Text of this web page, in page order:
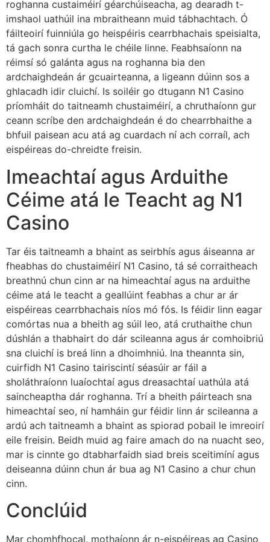
roghanna custaiméirí géarchúiseacha, ag dearadh t-
imshaol uathúil ina mbraitheann muid tábhachtach. Ó
fáilteoirí fuinniúla go heispéiris cearrbhachais speisialta,
tá gach sonra curtha le chéile linne. Feabhsaíonn na
réimsí só galánta agus na roghanna bia den
ardchaighdeán ár gcuairteanna, a ligeann dúinn sos a
ghlacadh idir cluichí. Is soiléir go dtugann N1 Casino
príomháit do taitneamh chustaiméirí, a chruthaíonn gur
ceann scríbe den ardchaighdeán é do chearrbhaithe a
bhfuil paisean acu atá ag cuardach ní ach corraíl, ach
eispéireas do-chreidte freisin.
Imeachtaí agus Arduithe
Céime atá le Teacht ag N1
Casino
Tar éis taitneamh a bhaint as seirbhís agus áiseanna ar
fheabhas do chustaiméirí N1 Casino, tá sé corraitheach
breathnú chun cinn ar na himeachtaí agus na arduithe
céime atá le teacht a geallúint feabhas a chur ar ár
eispéireas cearrbhachais níos mó fós. Is féidir linn eagar
comórtas nua a bheith ag súil leo, atá cruthaithe chun
dúshlán a thabhairt do dár scileanna agus ár comhoibriú
sna cluichí is breá linn a dhoimhniú. Ina theannta sin,
cuirfidh N1 Casino tairiscintí séasúir ar fáil a
sholáthraíonn luaíochtaí agus dreasachtaí uathúla atá
saincheaptha dár roghanna. Trí a bheith páirteach sna
himeachtaí seo, ní hamháin gur féidir linn ár scileanna a
ardú ach taitneamh a bhaint as spiorad pobail le imreoirí
eile freisin. Beidh muid ag faire amach do na nuacht seo,
mar is cinnte go dtabharfaidh siad breis sceitimíní agus
deiseanna dúinn chun ár bua ag N1 Casino a chur chun
cinn.
Conclúid
Mar chomhfhocal, mothaíonn ár n-eispéireas ag Casino